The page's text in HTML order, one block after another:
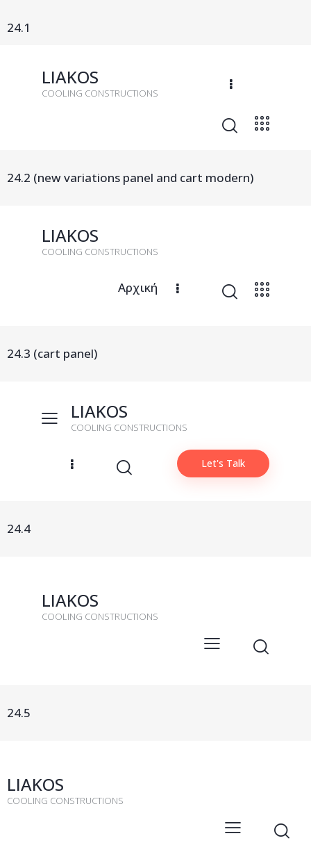
24.1
LIAKOS
COOLING CONSTRUCTIONS
24.2 (new variations panel and cart modern)
LIAKOS
COOLING CONSTRUCTIONS
Αρχική
24.3 (cart panel)
LIAKOS
COOLING CONSTRUCTIONS
Let's Talk
24.4
LIAKOS
COOLING CONSTRUCTIONS
24.5
LIAKOS
COOLING CONSTRUCTIONS